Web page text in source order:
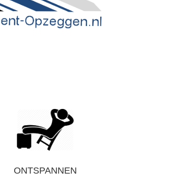
ONTSPANNEN